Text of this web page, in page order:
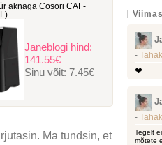
aknaga Cosori ‎CAF-
Janeblogi hind:
141.55€
Sinu võit:7.45€
Ma tundsin, et
-
❤️
-
Tegelt
mõtete